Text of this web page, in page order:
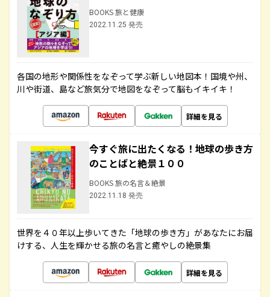
BOOKS 旅と健康
2022.11.25 発売
各国の地形や関係性をなぞって学ぶ新しい地図本！国境や州、
川や街道、島など旅気分で地図をなぞって脳もイキイキ！
詳細を見る
今すぐ旅に出たくなる！地球の歩き方
のことばと絶景１００
BOOKS 旅の名言＆絶景
2022.11.18 発売
世界を４０年以上歩いてきた「地球の歩き方」があなたにお届
けする、人生を輝かせる旅の名言と癒やしの絶景集
詳細を見る